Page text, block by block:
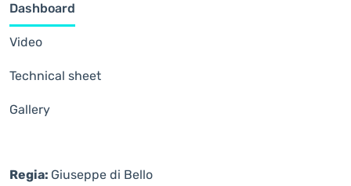
Dashboard
Video
Technical sheet
Gallery
Regia: Giuseppe di Bello